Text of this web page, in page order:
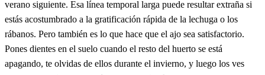
verano siguiente. Esa línea temporal larga puede resultar extraña si
estás acostumbrado a la gratificación rápida de la lechuga o los
rábanos. Pero también es lo que hace que el ajo sea satisfactorio.
Pones dientes en el suelo cuando el resto del huerto se está
apagando, te olvidas de ellos durante el invierno, y luego los ves